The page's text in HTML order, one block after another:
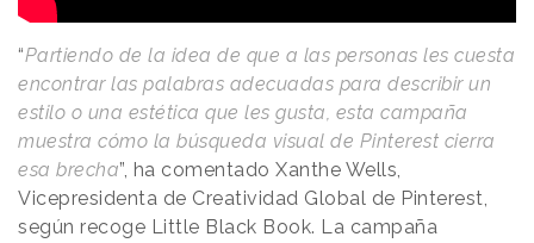
“Partiendo de la idea de que a las personas les cuesta
encontrar las palabras adecuadas para describir un
estilo o una estética que les gusta, esta campaña
muestra cómo la búsqueda visual de Pinterest cierra
esa brecha”, ha comentado Xanthe Wells,
Vicepresidenta de Creatividad Global de Pinterest,
según recoge Little Black Book. La campaña